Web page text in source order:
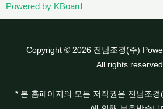
Powered by KBoard
Copyright © 2026 전남조경(주)
All rights reserved.
* 본 홈페이지의 모든 저작권은 전남조